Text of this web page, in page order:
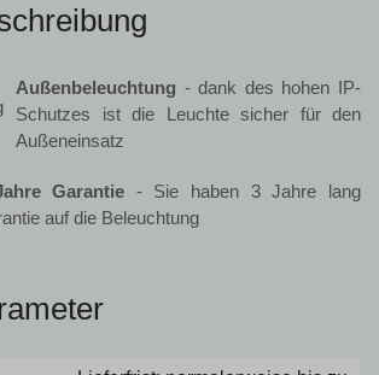
Außenbeleuchtung - dank des hohen IP-
Schutzes ist die Leuchte sicher für den
Außeneinsatz
Garantie - Sie haben 3 Jahre lang
auf die Beleuchtung